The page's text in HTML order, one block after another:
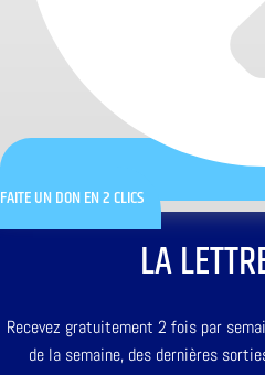
FAITE UN DON EN 2 CLICS
LA
Recevez gratuitement 2 fois par
de la semaine, des dernières